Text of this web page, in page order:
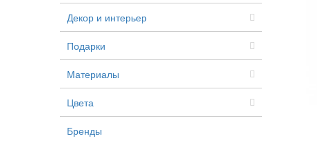
Декор и интерьер
Подарки
Материалы
Цвета
Бренды